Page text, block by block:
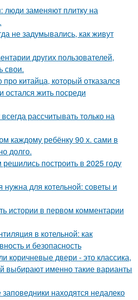
люди заменяют плитку на
не задумывались, как живут
других пользователей,
свои.
китайца, который отказался
остался жить посреди
рассчитывать только на
каждому ребёнку 90 х. сами в
долго.
построить в 2025 году
нужна для котельной: советы и
истории в первом комментарии
в котельной: как
и безопасность
коричневые двери - это классика,
выбирают именно такие варианты
находятся недалеко